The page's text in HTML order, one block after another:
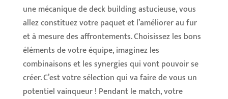
une mécanique de deck building astucieuse, vous
allez constituez votre paquet et l’améliorer au fur
et à mesure des affrontements. Choisissez les bons
éléments de votre équipe, imaginez les
combinaisons et les synergies qui vont pouvoir se
créer. C’est votre sélection qui va faire de vous un
potentiel vainqueur ! Pendant le match, votre